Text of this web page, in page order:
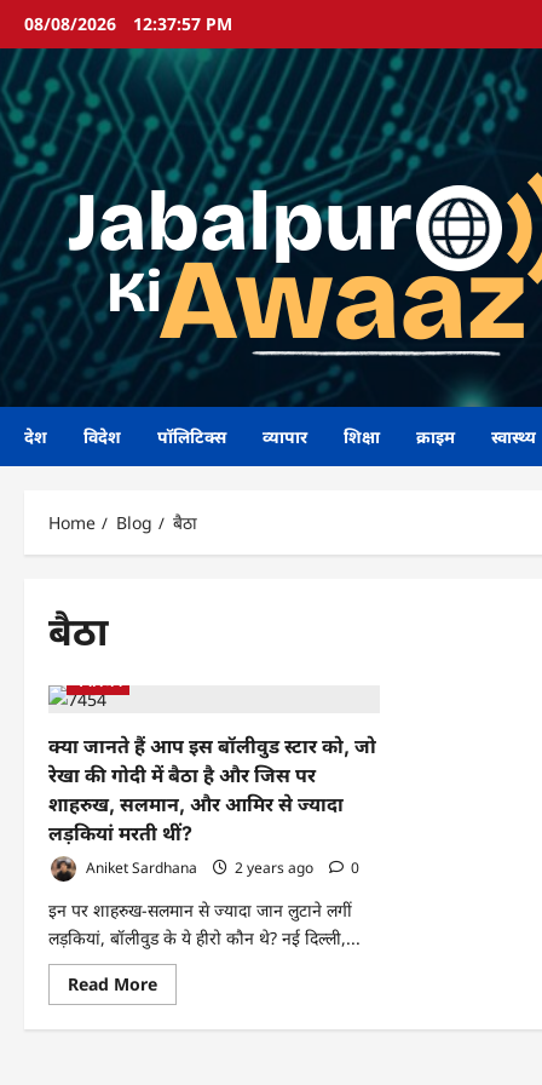
Skip
content
08/08/2026 12:37:58 PM
देश विदेश पॉलिटिक्स व्यापार शिक्षा क्राइम स्वास्थ्य
Home Blog बैठा
बैठा
मनोरंजन
क्या जानते हैं आप इस बॉलीवुड स्टार को, जो
रेखा की गोदी में बैठा है और जिस पर
शाहरुख, सलमान, और आमिर से ज्यादा
लड़कियां मरती थीं?
Aniket Sardhana 2 years ago 0
इन पर शाहरुख-सलमान से ज्यादा जान लुटाने लगीं
लड़कियां, बॉलीवुड के ये हीरो कौन थे? नई दिल्ली,...
Read MoreRead
more
क्या